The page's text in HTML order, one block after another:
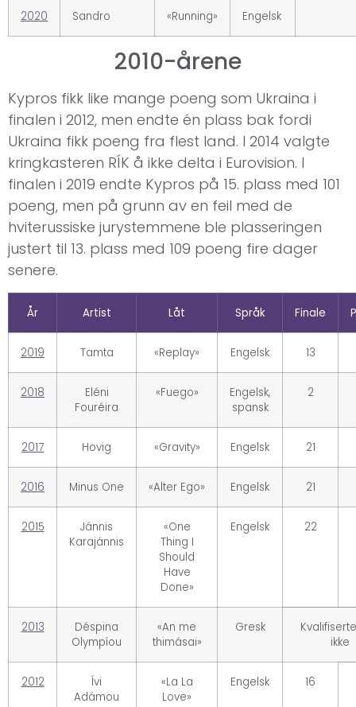
2020 Sandro «Running» Engelsk
2010-årene
Kypros fikk like mange poeng som Ukraina i
finalen i 2012, men endte én plass bak fordi
Ukraina fikk poeng fra flest land. I 2014 valgte
kringkasteren RÍK å ikke delta i Eurovision. I
finalen i 2019 endte Kypros på 15. plass med 101
poeng, men på grunn av en feil med de
hviterussiske jurystemmene ble plasseringen
justert til 13. plass med 109 poeng fire dager
senere.
År Artist Låt Språk Finale
2019 Tamta «Replay» Engelsk 13
2018
Eléni
Fouréira
«Fuego»
Engelsk,
spansk
2
2017 Hovig «Gravity» Engelsk 21
2016 Minus One «Alter Ego» Engelsk 21
2015
Jánnis
Karajánnis
«One
Thing I
Should
Have
Done»
Engelsk 22
2013
Déspina
Olympíou
«An me
thimásai»
Gresk
ikke
2012
Ívi
Adámou
«La La
Love»
Engelsk 16